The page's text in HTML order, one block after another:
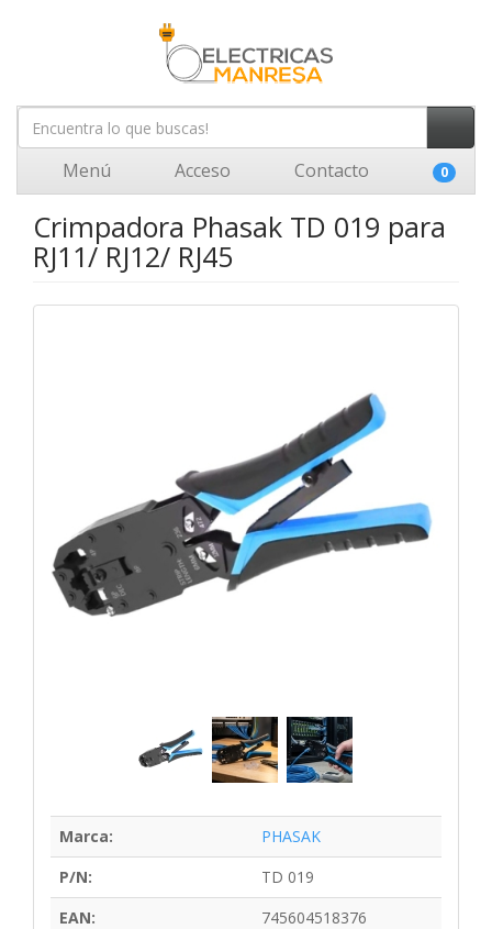
Menú Acceso Contacto 0
Crimpadora Phasak TD 019 para
RJ11/ RJ12/ RJ45
Marca:
PHASAK
P/N:
TD 019
EAN:
745604518376